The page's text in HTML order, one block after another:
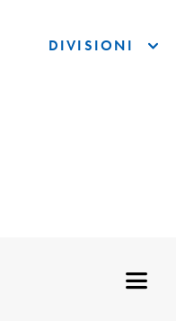
DIVISIONI